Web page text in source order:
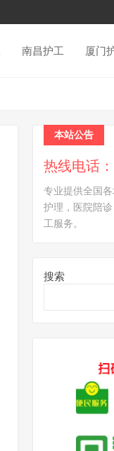
南昌护工 厦门
本站公告
热线电话
专业提供全国
护理，医院陪
工服务。
搜索